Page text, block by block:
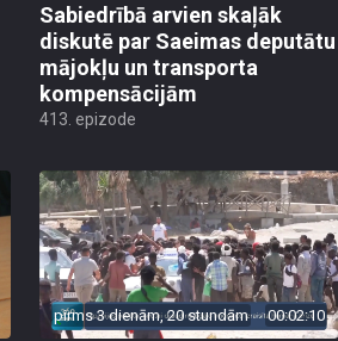
Sabiedrībā arvien skaļāk
diskutē par Saeimas deputātu
mājokļu un transporta
kompensācijām
413. epizode
pirms 3 dienām, 20 stundām 00:02:10